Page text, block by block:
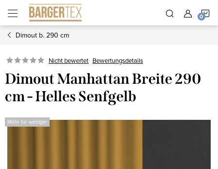
Inhalt
springen
Dimout b. 290 cm
Nicht bewertet Bewertungsdetails
Dimout Manhattan Breite 290
cm - Helles Senfgelb
Mehr für weniger